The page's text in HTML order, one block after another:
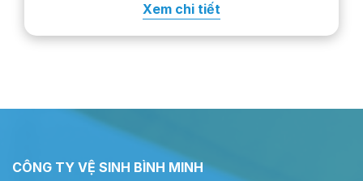
Cách xử lý cụ thể còn phụ…
Xem chi tiết
CÔNG TY VỆ SINH BÌNH MINH